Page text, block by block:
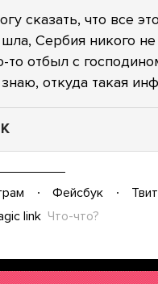
сказать, что все
Сербия никого
то отбыл с
откуда такая
Фейсбук
link Что-что?